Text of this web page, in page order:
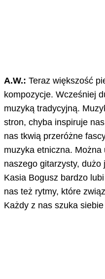
A.W.: Teraz większość
kompozycje. Wcześniej
muzyką tradycyjną.
stron, chyba inspiruje
nas tkwią przeróżne
muzyka etniczna. Można
naszego gitarzysty,
Kasia Bogusz bardzo
nas też rytmy, które
Każdy z nas szuka